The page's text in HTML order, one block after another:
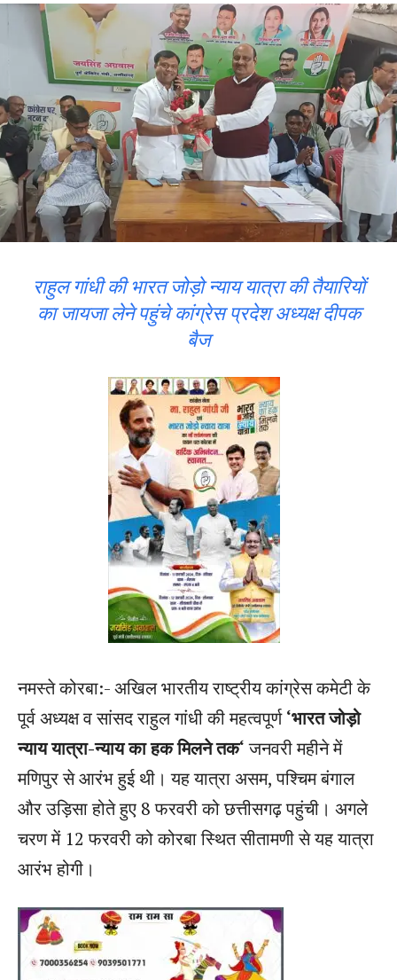
राहुल गांधी की भारत जोड़ो न्याय यात्रा की तैयारियों
का जायजा लेने पहुंचे कांग्रेस प्रदेश अध्यक्ष दीपक
बैज
नमस्ते कोरबा:- अखिल भारतीय राष्ट्रीय कांग्रेस कमेटी के
पूर्व अध्यक्ष व सांसद राहुल गांधी की महत्वपूर्ण‘भारत जोड़ो
न्याय यात्रा-न्याय का हक मिलने तक‘जनवरी महीने में
मणिपुर से आरंभ हुई थी। यह यात्रा असम, पश्चिम बंगाल
और उड़िसा होते हुए 8 फरवरी को छत्तीसगढ़ पहुंची। अगले
चरण में 12 फरवरी को कोरबा स्थित सीतामणी से यह यात्रा
आरंभ होगी।